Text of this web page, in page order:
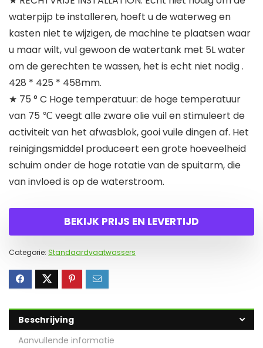
waterpijp te installeren, hoeft u de waterweg en
kasten niet te wijzigen, de machine te plaatsen waar
u maar wilt, vul gewoon de watertank met 5L water
om de gerechten te wassen, het is echt niet nodig .
428 * 425 * 458mm.
★ 75 ° C Hoge temperatuur: de hoge temperatuur
van 75 ℃ veegt alle zware olie vuil en stimuleert de
activiteit van het afwasblok, gooi vuile dingen af. Het
reinigingsmiddel produceert een grote hoeveelheid
schuim onder de hoge rotatie van de spuitarm, die
van invloed is op de waterstroom.
BEKIJK PRIJS EN LEVERTIJD
Categorie: Standaardvaatwassers
Beschrijving
Aanvullende informatie